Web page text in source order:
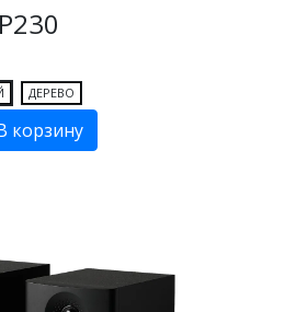
ДЕРЕВО
корзину